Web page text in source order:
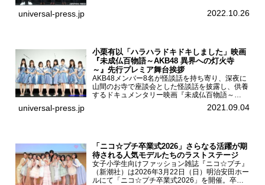
宮山莉渚、中井友望、監督の中川駿が登壇。映画
universal-press.jp 2022.10.26
小栗有以「ハラハラドキドキしました」映画
『未成仏百物語～AKB48 異界への灯火寺
～』先行プレミア舞台挨拶
AKB48メンバー8名が怪談話を持ち寄り、深夜に
山間のお寺で座談会とした怪談話を披露し、供養
するドキュメンタリー映画『未成仏百物語～
AKB48異界への灯火寺～』の先行プレミア舞台
挨拶が東京・ユナイテッド・シネマ豊洲で開催さ
universal-press.jp 2021.09.04
「ニコ☆プチ卒業式2026」さらなる活躍が期
待される人気モデルたちのラストステージ
女子小学生向けファッション雑誌『ニコ☆プチ』
（新潮社）は2026年3月22日（日）明治安田ホー
ルにて「ニコ☆プチ卒業式2026」を開催。卒業